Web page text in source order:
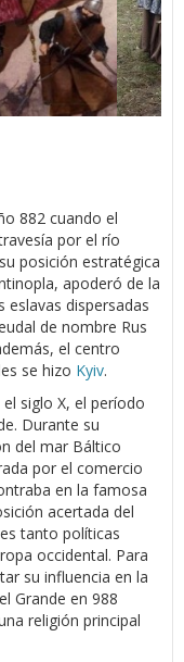
882 cuando el
por el río
posición estratégica
apoderó de la
eslavas dispersadas
de nombre Rus
el centro
se hizo Kyiv.
siglo X, el período
Durante su
del mar Báltico
por el comercio
en la famosa
acertada del
tanto políticas
occidental. Para
su influencia en la
Grande en 988
religión principal